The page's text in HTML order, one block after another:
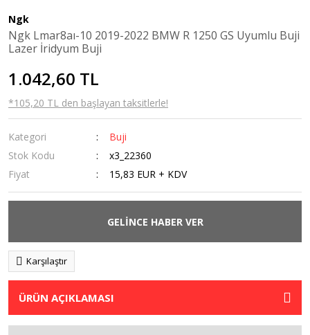
Ngk
Ngk Lmar8aı-10 2019-2022 BMW R 1250 GS Uyumlu Buji
Lazer İridyum Buji
1.042,60 TL
*105,20 TL den başlayan taksitlerle!
Kategori
Buji
Stok Kodu
x3_22360
Fiyat
15,83 EUR + KDV
GELİNCE HABER VER
Karşılaştır
ÜRÜN AÇIKLAMASI